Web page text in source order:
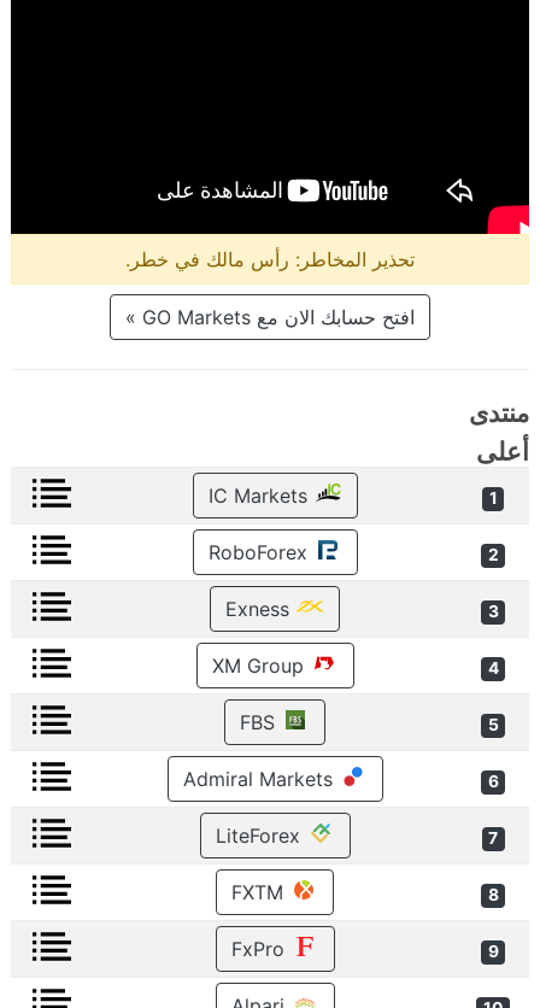
تحذير المخاطر: رأس مالك في خطر.
افتح حسابك الان مع GO Markets »
منتدى
أعلى
1
IC Markets
2
3
Exness
4
5
6
Admiral Markets
7
8
9